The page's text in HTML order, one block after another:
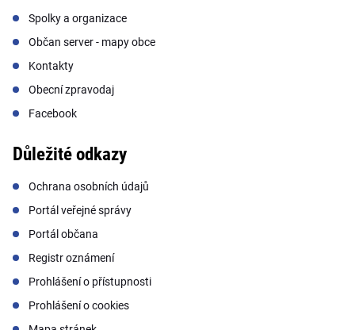
Spolky a organizace
Občan server - mapy obce
Kontakty
Obecní zpravodaj
Facebook
Důležité odkazy
Ochrana osobních údajů
Portál veřejné správy
Portál občana
Registr oznámení
Prohlášení o přístupnosti
Prohlášení o cookies